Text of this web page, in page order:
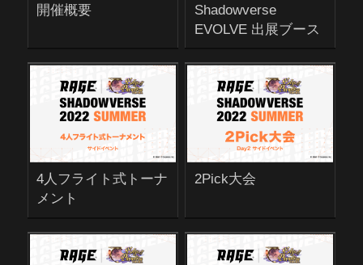
開催概要
Shadowverse
EVOLVE 出展ブース
4人フライト式トーナ
メント
2Pick大会